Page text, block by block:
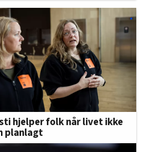
hjelper folk når livet ikke
planlagt